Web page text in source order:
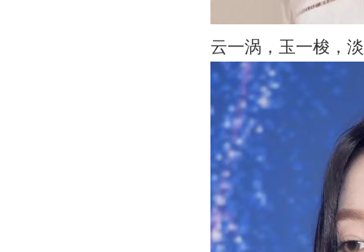
云一涡，玉一梭，